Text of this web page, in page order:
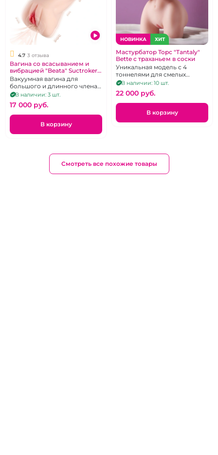
4.7 3 отзыва
Вагина со всасыванием и
вибрацией "Beata" Suctroker
кибер кожа
Вакуумная вагина для
большого и длинного члена
со светлыми губками
В наличии: 3 шт.
17 000 pуб.
В корзину
НОВИНКА ХИТ
Мастурбатор Торс "Tantaly"
Bette с траханьем в соски
Уникальная модель с 4
тоннелями для смелых
фантазий из мега
реалистичного TPE
В наличии: 10 шт.
22 000 pуб.
В корзину
Смотреть все похожие товары